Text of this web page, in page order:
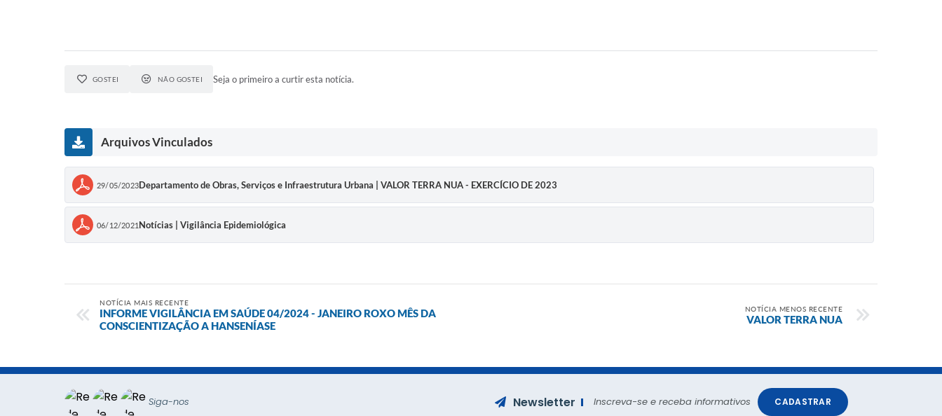
GOSTEI NÃO GOSTEI Seja o primeiro a curtir esta notícia.
Arquivos Vinculados
29/05/2023Departamento de Obras, Serviços e Infraestrutura Urbana | VALOR TERRA NUA - EXERCÍCIO DE 2023
06/12/2021 Notícias | Vigilância Epidemiológica
NOTÍCIA MAIS RECENTE
INFORME VIGILÂNCIA EM SAÚDE 04/2024 - JANEIRO ROXO MÊS DA
CONSCIENTIZAÇÃO A HANSENÍASE
NOTÍCIA MENOS RECENTE
VALOR TERRA NUA
Siga-nos Newsletter Inscreva-se e receba informativos CADASTRAR